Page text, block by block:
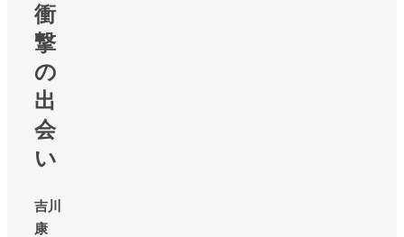
衝
撃
の
出
会
い
吉川
康